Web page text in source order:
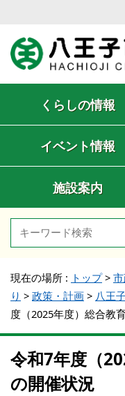
くらしの情報
イベント情報
施設案内
現在の場所 : トップ>
り > 政策・計画 > 八王
度（2025年度）総合教
令和7年度（
の開催状況